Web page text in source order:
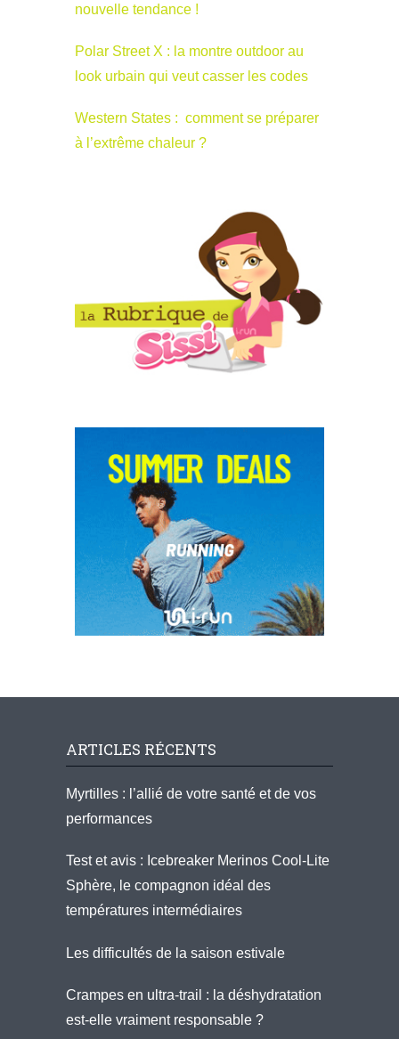
nouvelle tendance !
Polar Street X : la montre outdoor au
look urbain qui veut casser les codes
Western States : comment se préparer
à l’extrême chaleur ?
ARTICLES RÉCENTS
Myrtilles : l’allié de votre santé et de vos
performances
Test et avis : Icebreaker Merinos Cool-Lite
Sphère, le compagnon idéal des
températures intermédiaires
Les difficultés de la saison estivale
Crampes en ultra-trail : la déshydratation
est-elle vraiment responsable ?